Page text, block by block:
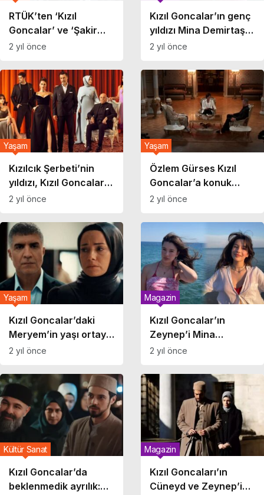
RTÜK’ten ‘Kızıl
Goncalar’ ve ‘Şakir
Paşa Ailesi’ne ceza:
cezası kesildi
2 yıl önce
Kızıl Goncalar’ın genç
yıldızı Mina Demirtaş
yaşı ve başarısıyla
Yılbaşı Özel’e
hazırlanıyor
2 yıl önce
Kızılcık Şerbeti’nin
yıldızı, Kızıl Goncalar
dizisine transfer oldu
Yaşam
2 yıl önce
Özlem Gürses Kızıl
Goncalar’a konuk
oldu: Yeni bölüm
çeken sahne
Yaşam
2 yıl önce
Kızıl Goncalar’daki
Meryem’in yaşı ortaya
çıktı! Gerçek
Yaşam
2 yıl önce
Kızıl Goncalar’ın
Zeynep’i Mina
Demirtaş güzelliğiyle
Magazin
2 yıl önce
Kızıl Goncalar’da
beklenmedik ayrılık:
Kültür Sanat
Kızıl Goncaları’ın
Cüneyd ve Zeynep’i
Magazin